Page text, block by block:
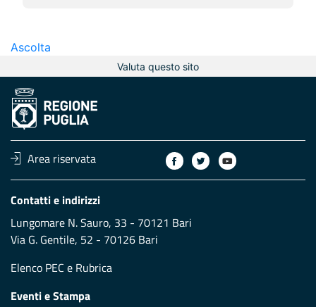
Ascolta
Valuta questo sito
Area riservata
Contatti e indirizzi
Lungomare N. Sauro, 33 - 70121 Bari
Via G. Gentile, 52 - 70126 Bari
Elenco PEC e Rubrica
Eventi e Stampa